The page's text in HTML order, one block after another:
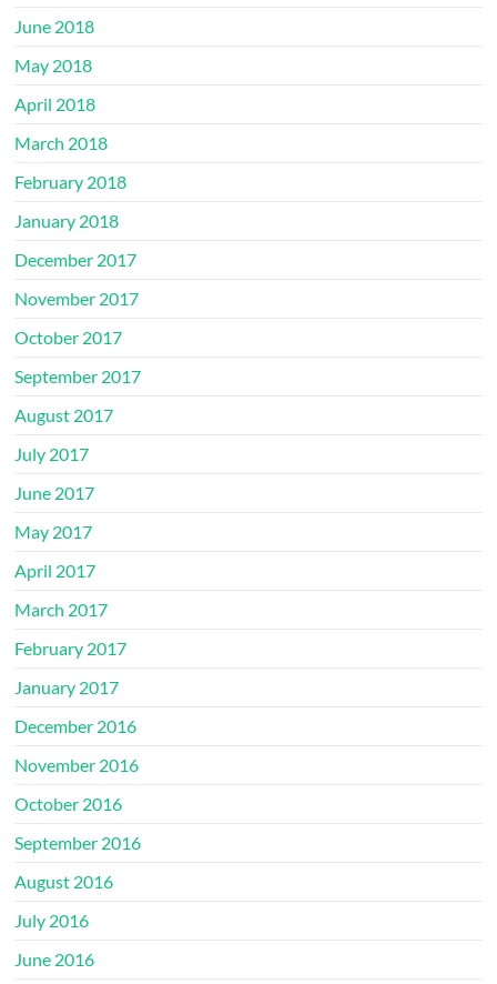
June 2018
May 2018
April 2018
March 2018
February 2018
January 2018
December 2017
November 2017
October 2017
September 2017
August 2017
July 2017
June 2017
May 2017
April 2017
March 2017
February 2017
January 2017
December 2016
November 2016
October 2016
September 2016
August 2016
July 2016
June 2016